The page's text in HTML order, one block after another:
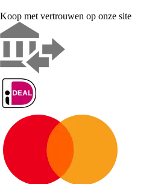
Koop met vertrouwen op onze site